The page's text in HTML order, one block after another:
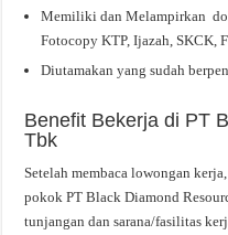
Memiliki dan Melampirkan
Fotocopy KTP, Ijazah, SKCK,
Diutamakan yang sudah
Benefit Bekerja di PT
Tbk
Setelah membaca lowongan
pokok PT Black Diamond
tunjangan dan sarana/fasilitas